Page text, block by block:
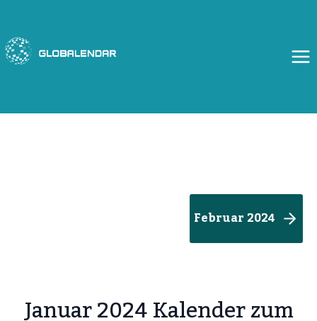
springen
Februar 2024
Januar 2024 Kalender zum